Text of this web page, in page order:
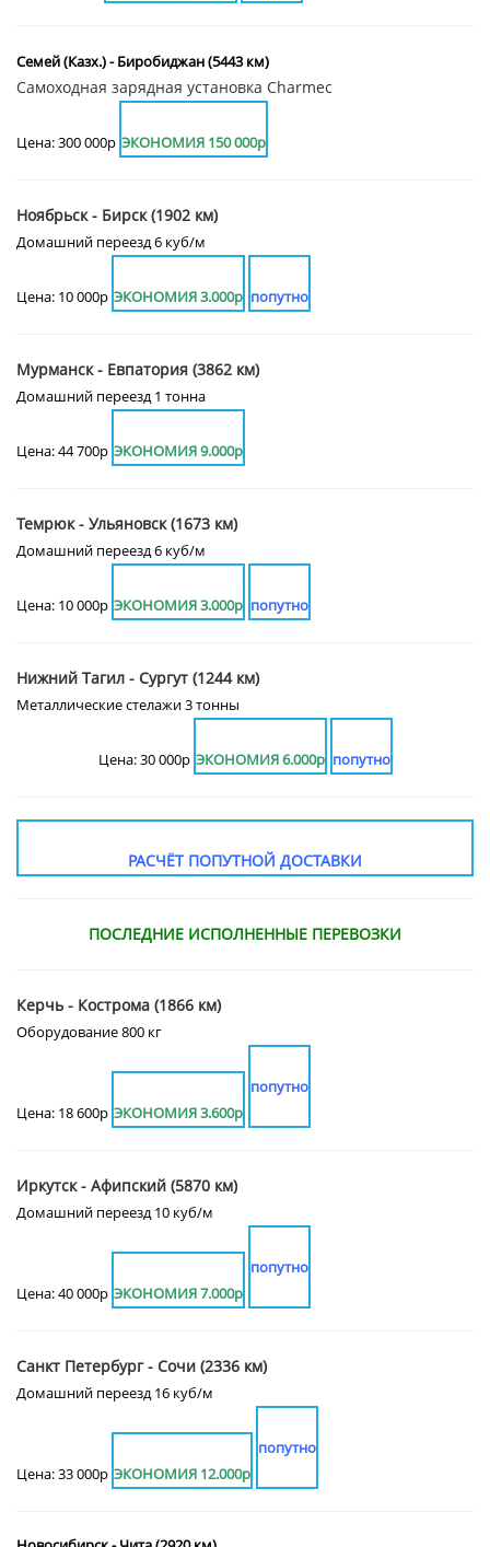
Семей (Казх.) - Биробиджан (5443 км)
Самоходная зарядная установка Charmec
Цена: 300 000р ЭКОНОМИЯ 150 000р
Ноябрьск - Бирск (1902 км)
Домашний переезд 6 куб/м
Цена: 10 000р ЭКОНОМИЯ 3.000р попутно
Мурманск - Евпатория (3862 км)
Домашний переезд 1 тонна
Цена: 44 700р ЭКОНОМИЯ 9.000р
Темрюк - Ульяновск (1673 км)
Домашний переезд 6 куб/м
Цена: 10 000р ЭКОНОМИЯ 3.000р попутно
Нижний Тагил - Сургут (1244 км)
Металлические стелажи 3 тонны
Цена: 30 000р ЭКОНОМИЯ 6.000р попутно
РАСЧЁТ ПОПУТНОЙ ДОСТАВКИ
ПОСЛЕДНИЕ ИСПОЛНЕННЫЕ ПЕРЕВОЗКИ
Керчь - Кострома (1866 км)
Оборудование 800 кг
Цена: 18 600р ЭКОНОМИЯ 3.600р
попутно
Иркутск - Афипский (5870 км)
Домашний переезд 10 куб/м
Цена: 40 000р ЭКОНОМИЯ 7.000р
попутно
Санкт Петербург - Сочи (2336 км)
Домашний переезд 16 куб/м
Цена: 33 000р ЭКОНОМИЯ 12.000р
попутно